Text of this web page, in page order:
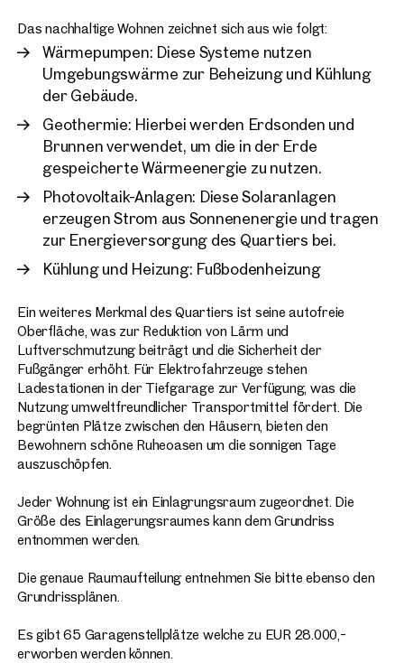
Das nachhaltige Wohnen zeichnet sich aus wie folgt:
Wärmepumpen: Diese Systeme nutzen
Umgebungswärme zur Beheizung und Kühlung
der Gebäude.
Geothermie: Hierbei werden Erdsonden und
Brunnen verwendet, um die in der Erde
gespeicherte Wärmeenergie zu nutzen.
Photovoltaik-Anlagen: Diese Solaranlagen
erzeugen Strom aus Sonnenenergie und tragen
zur Energieversorgung des Quartiers bei.
Kühlung und Heizung: Fußbodenheizung
Ein weiteres Merkmal des Quartiers ist seine autofreie
Oberfläche, was zur Reduktion von Lärm und
Luftverschmutzung beiträgt und die Sicherheit der
Fußgänger erhöht. Für Elektrofahrzeuge stehen
Ladestationen in der Tiefgarage zur Verfügung, was die
Nutzung umweltfreundlicher Transportmittel fördert. Die
begrünten Plätze zwischen den Häusern, bieten den
Bewohnern schöne Ruheoasen um die sonnigen Tage
auszuschöpfen.
Jeder Wohnung ist ein Einlagrungsraum zugeordnet. Die
Größe des Einlagerungsraumes kann dem Grundriss
entnommen werden.
Die genaue Raumaufteilung entnehmen Sie bitte ebenso den
Grundrissplänen.
Es gibt 65 Garagenstellplätze welche zu EUR 28.000,-
erworben werden können.
Verfügbar Quartal 1/2027